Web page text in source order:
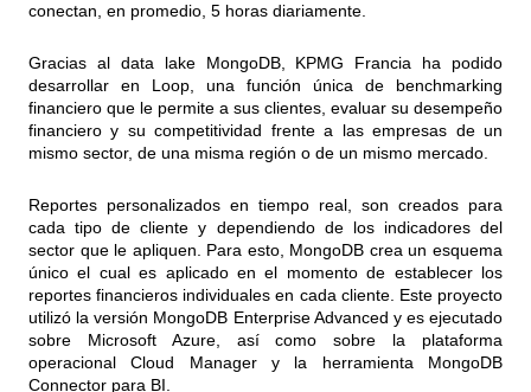
conectan, en promedio, 5 horas diariamente.
Gracias al data lake MongoDB, KPMG Francia ha podido
desarrollar en Loop, una función única de benchmarking
financiero que le permite a sus clientes, evaluar su desempeño
financiero y su competitividad frente a las empresas de un
mismo sector, de una misma región o de un mismo mercado.
Reportes personalizados en tiempo real, son creados para
cada tipo de cliente y dependiendo de los indicadores del
sector que le apliquen. Para esto, MongoDB crea un esquema
único el cual es aplicado en el momento de establecer los
reportes financieros individuales en cada cliente. Este proyecto
utilizó la versión MongoDB Enterprise Advanced y es ejecutado
sobre Microsoft Azure, así como sobre la plataforma
operacional Cloud Manager y la herramienta MongoDB
Connector para BI.